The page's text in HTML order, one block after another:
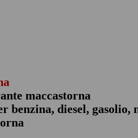
maccastorna
benzina, diesel, gasolio,